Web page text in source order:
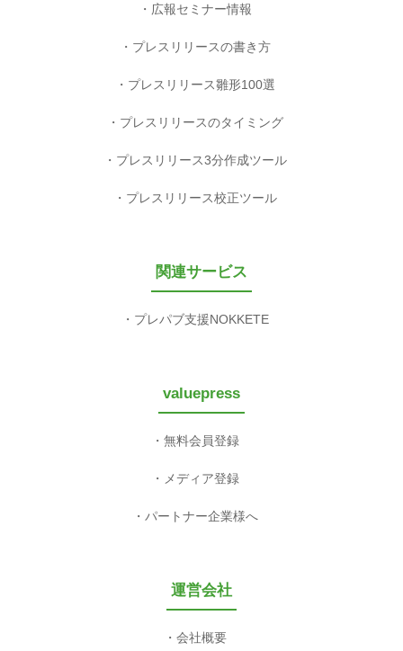
広報セミナー情報
プレスリリースの書き方
プレスリリース雛形100選
プレスリリースのタイミング
プレスリリース3分作成ツール
プレスリリース校正ツール
関連サービス
プレパブ支援NOKKETE
valuepress
無料会員登録
メディア登録
パートナー企業様へ
運営会社
会社概要